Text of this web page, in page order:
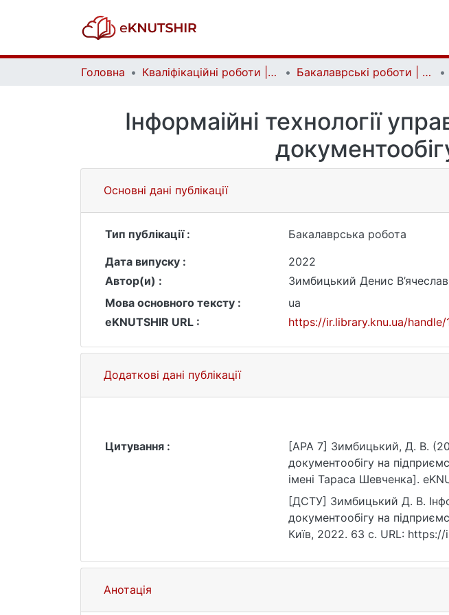
Головна Кваліфікаційні роботи | Qualifying works Бакалаврські роботи | Bachelor theses
Інформаійні технології
Основні дані публікації
Тип публікації :
Бакалаврська робота
Дата випуску :
2022
Автор(и) :
Зимбицький Денис
Мова основного тексту :
ua
eKNUTSHIR URL :
https://ir.library.knu.ua/
Додаткові дані публікації
Цитування :
[APA 7] Зимбицький, Д. В.
документообігу на
імені Тараса Шевченка].
[ДСТУ] Зимбицький Д. В.
документообігу на
Київ, 2022. 63 с. URL:
Анотація